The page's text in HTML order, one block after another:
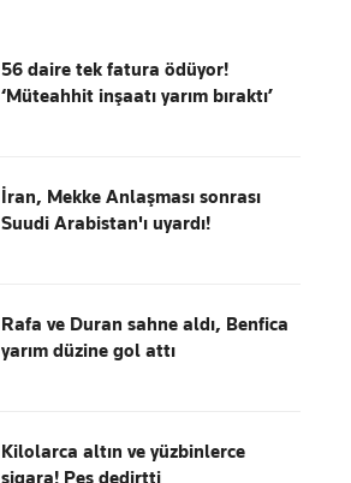
56 daire tek fatura ödüyor!
‘Müteahhit inşaatı yarım bıraktı’
İran, Mekke Anlaşması sonrası
Suudi Arabistan'ı uyardı!
Rafa ve Duran sahne aldı, Benfica
yarım düzine gol attı
Kilolarca altın ve yüzbinlerce
sigara! Pes dedirtti